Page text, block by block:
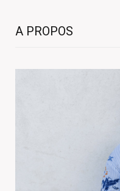
A PROPOS